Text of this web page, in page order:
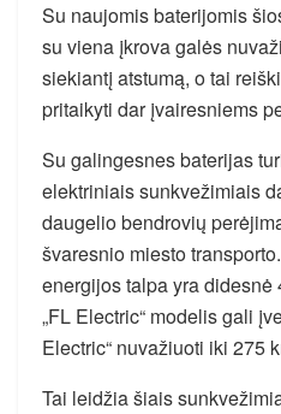
Su naujomis baterijomis
su viena įkrova galės
siekiantį atstumą, o tai
pritaikyti dar įvairesniems
Su galingesnes baterijas
elektriniais sunkvežimiais
daugelio bendrovių
švaresnio miesto
energijos talpa yra didesnė
„FL Electric“ modelis gali
Electric“ nuvažiuoti iki 275
Tai leidžia šiais